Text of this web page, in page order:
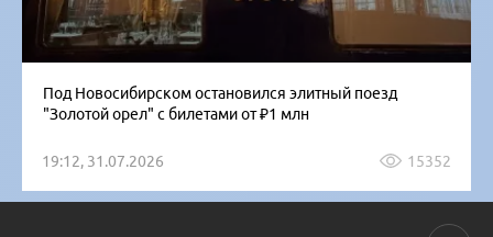
Под Новосибирском остановился элитный поезд
"Золотой орел" с билетами от ₽1 млн
19:12, 31.07.2026 15352